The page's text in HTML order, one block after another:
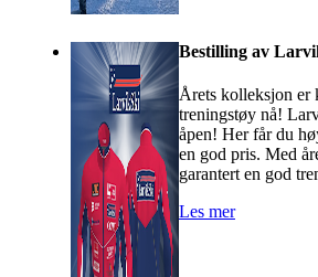
Bestilling av
Årets kolleksjon
treningstøy nå!
åpen! Her får du
en god pris. Med
garantert en god
Les mer